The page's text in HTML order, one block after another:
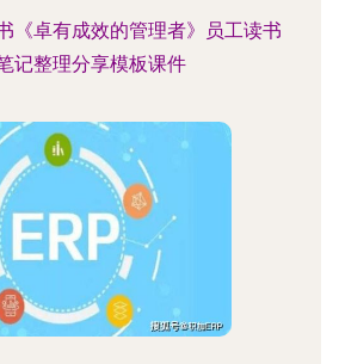
《卓有成效的管理者》员工读书
记整理分享模板课件